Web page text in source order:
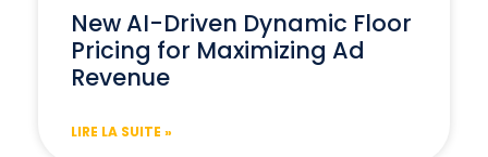
New AI-Driven Dynamic Floor
Pricing for Maximizing Ad
Revenue
LIRE LA SUITE »